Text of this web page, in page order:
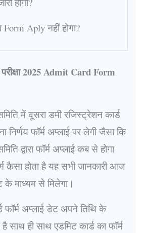
Aply नहीं होगा?
परीक्षा 2025 Admit Card Form
समिति में दूसरा डमी रजिस्ट्रेशन कार्ड
निर्णय फॉर्म अप्लाई पर लेगी जैसा कि
द्वारा फॉर्म अप्लाई कब से होगा
कैसा होता है यह सभी जानकारी आज
के माध्यम से मिलेगा।
फॉर्म अप्लाई डेट अपने तिथि के
साथ ही साथ एडमिट कार्ड का फॉर्म